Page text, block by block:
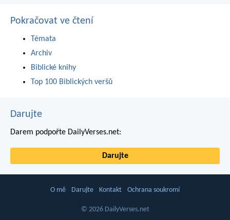
Pokračovat ve čtení
Témata
Archiv
Biblické knihy
Top 100 Biblických veršů
Darujte
Darem podpořte DailyVerses.net:
Darujte
O mě Darujte Kontakt Ochrana soukromí
© 2026 DailyVerses.net